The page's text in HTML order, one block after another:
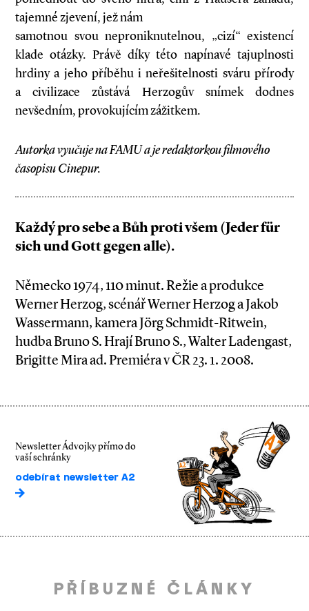
tajemné zjevení, jež nám
samotnou svou neproniknutelnou, „cizí“ existencí
klade otázky. Právě díky této napínavé tajuplnosti
hrdiny a jeho příběhu i neřešitelnosti sváru přírody
a civilizace zůstává Herzogův snímek dodnes
nevšedním, provokujícím zážitkem.
Autorka vyučuje na FAMU a je redaktorkou filmového
časopisu Cinepur.
Každý pro sebe a Bůh proti všem (Jeder für
sich und Gott gegen alle).
Německo 1974, 110 minut. Režie a produkce
Werner Herzog, scénář Werner Herzog a Jakob
Wassermann, kamera Jörg Schmidt-Ritwein,
hudba Bruno S. Hrají Bruno S., Walter Ladengast,
Brigitte Mira ad. Premiéra v ČR 23. 1. 2008.
Newsletter Ádvojky přímo do
vaší schránky
odebírat newsletter A2
PŘÍBUZNÉ ČLÁNKY